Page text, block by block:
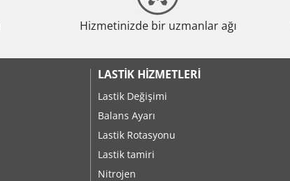
Hizmetinizde bir uzmanlar ağı
LASTIK HIZMETLERI
Lastik Değişimi
Balans Ayarı
Lastik Rotasyonu
Lastik tamiri
Nitrojen